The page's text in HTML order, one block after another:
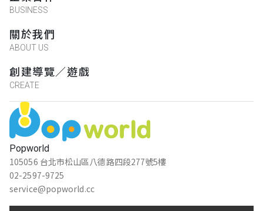
Popworld
105056 台北市松山區八德路四段277號5樓
02-2597-9725
service@popworld.cc
BUSINESS
關於我們
ABOUT US
創建導覽／遊戲
CREATE